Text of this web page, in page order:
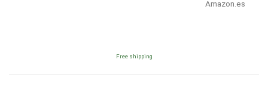
Amazon.es
Free shipping